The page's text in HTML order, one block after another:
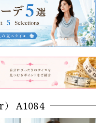
） A1084